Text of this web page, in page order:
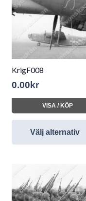
KrigF008
0.00 kr
VISA / KÖP
Välj alternativ